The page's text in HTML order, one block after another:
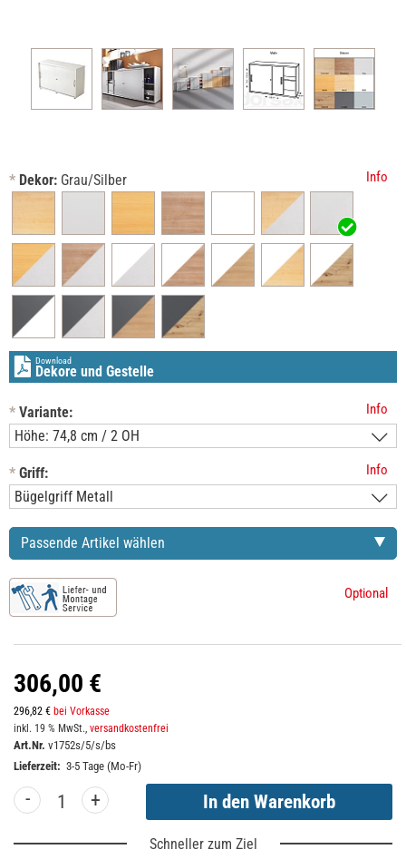
* Dekor: Grau/Silber Info
Download
Dekore und Gestelle
* Variante: Info
* Griff: Info
Passende Artikel wählen
Optional
306,00 €
296,82 € bei Vorkasse
inkl. 19 % MwSt., versandkostenfrei
Art.Nr. v1752s/5/s/bs
Lieferzeit: 3-5 Tage (Mo-Fr)
- +
Schneller zum Ziel